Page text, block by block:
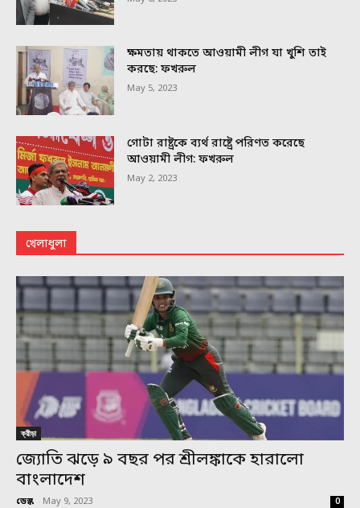
ক্ষমতায় থাকতে আওয়ামী লীগ যা খুশি তাই
করছে: ফখরুল
May 5, 2023
গোটা রাষ্ট্রকে ব্যর্থ রাষ্ট্রে পরিণত করেছে
আওয়ামী লীগ: ফখরুল
May 2, 2023
খেলাধুলা
ক্রীড়া
জ্যোতি ঝড়ে ৯ বছর পর শ্রীলঙ্কাকে হারালো
বাংলাদেশ
ডেস্ক - May 9, 2023 0